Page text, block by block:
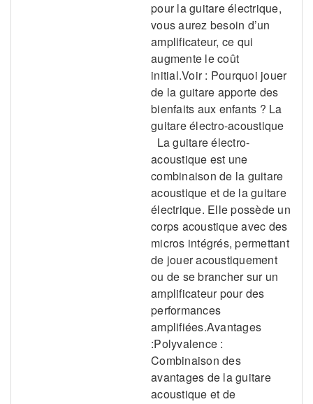
pour la guitare électrique,
vous aurez besoin d’un
amplificateur, ce qui
augmente le coût
initial.Voir : Pourquoi jouer
de la guitare apporte des
bienfaits aux enfants ? La
guitare électro-acoustique
La guitare électro-
acoustique est une
combinaison de la guitare
acoustique et de la guitare
électrique. Elle possède un
corps acoustique avec des
micros intégrés, permettant
de jouer acoustiquement
ou de se brancher sur un
amplificateur pour des
performances
amplifiées.Avantages
:Polyvalence :
Combinaison des
avantages de la guitare
acoustique et de